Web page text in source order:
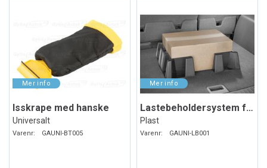
Isskrape med hanske
Universalt
Varenr: GAUNI-BT005
Lastebeholdersystem for bagasjerommet
Plast
Varenr: GAUNI-LB001